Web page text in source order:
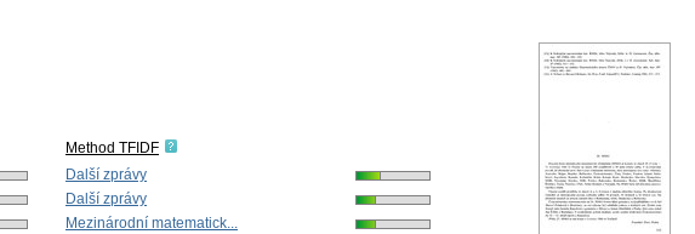
Method TFIDF
Další zprávy
Další zprávy
Mezinárodní matematick...